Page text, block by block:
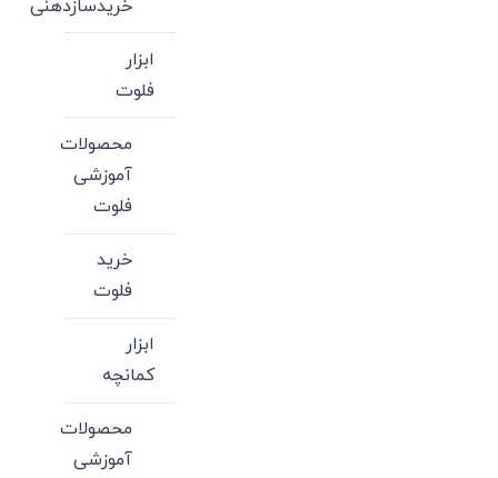
خریدسازدهنی
ابزار
فلوت
محصولات
آموزشی
فلوت
خرید
فلوت
ابزار
کمانچه
محصولات
آموزشی